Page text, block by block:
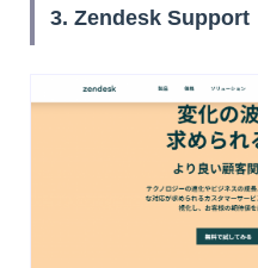
3. Zendesk Support